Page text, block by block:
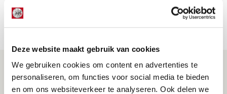
Deze website maakt gebruik van cookies
We gebruiken cookies om content en advertenties te
personaliseren, om functies voor social media te bieden
en om ons websiteverkeer te analyseren. Ook delen we
Shelbourne?
Laatste Kaarten Actie Ajax - sc
Heerenveen [UITVERKOCHT]